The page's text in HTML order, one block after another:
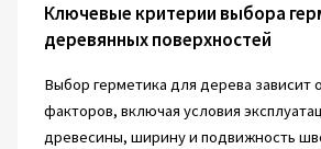
Ключевые критерии выбора
деревянных поверхностей
Выбор герметика для дерева зависит
факторов, включая условия
древесины, ширину и подвижность